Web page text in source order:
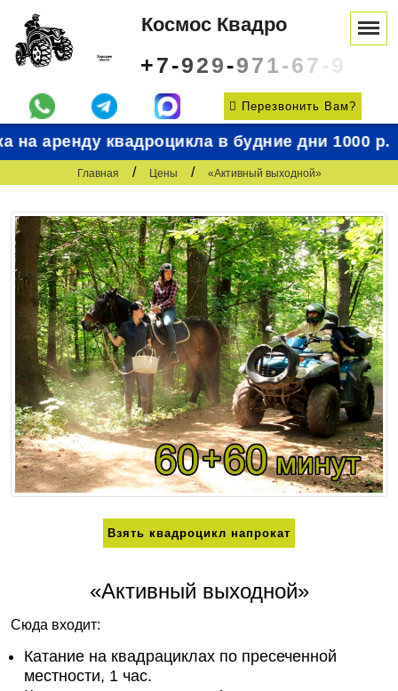
Космос Квадро
+ 7 - 92 9 - 9 7 1 - 6 7
Перезвонить Вам?
на аренду квадроцикла в будние дни 1000 р.
Главная / Цены / «Активный выходной»
Взять квадроцикл напрокат
«Активный выходной»
Сюда входит:
Катание на квадрациклах по пресеченной
местности, 1 час.